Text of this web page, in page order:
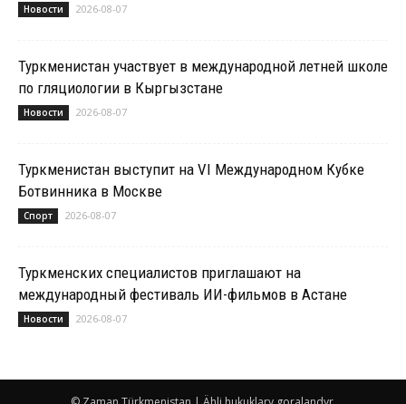
Новости 2026-08-07
Туркменистан участвует в международной летней школе
по гляциологии в Кыргызстане
Новости 2026-08-07
Туркменистан выступит на VI Международном Кубке
Ботвинника в Москве
Спорт 2026-08-07
Туркменских специалистов приглашают на
международный фестиваль ИИ-фильмов в Астане
Новости 2026-08-07